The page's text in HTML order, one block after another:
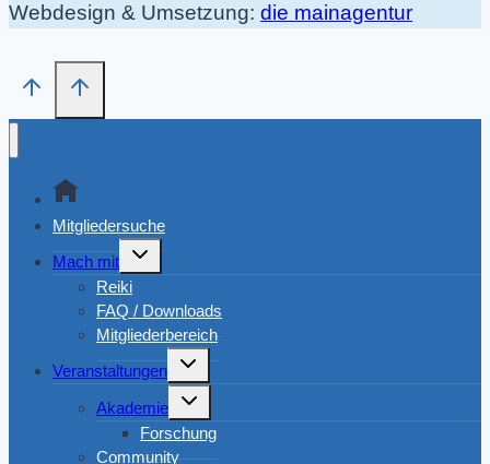
Webdesign & Umsetzung: die mainagentur
Mitgliedersuche
Mach mit
Untermenü
Reiki
FAQ / Downloads
Mitgliederbereich
Veranstaltungen
Untermenü
Akademie
Untermenü
Forschung
Community